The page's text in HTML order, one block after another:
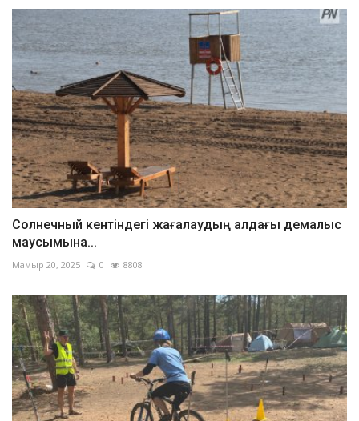
Солнечный кентіндегі жағалаудың алдағы демалыс
маусымына...
Мамыр 20, 2025 0 8808